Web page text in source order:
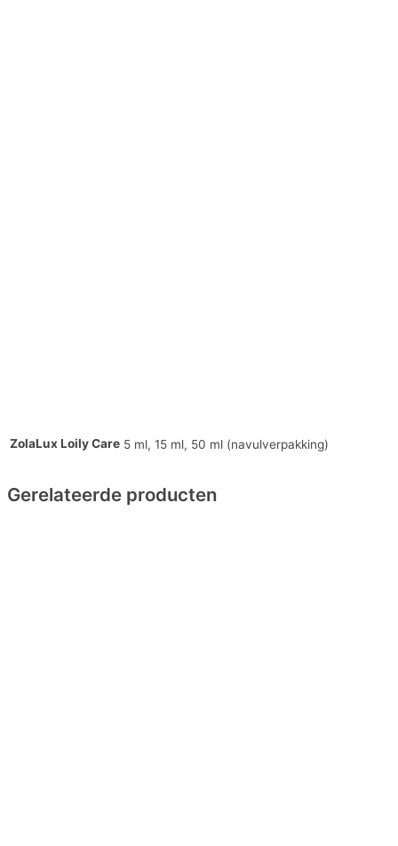
ZolaLux Loily Care 5 ml, 15 ml, 50 ml (navulverpakking)
Gerelateerde producten